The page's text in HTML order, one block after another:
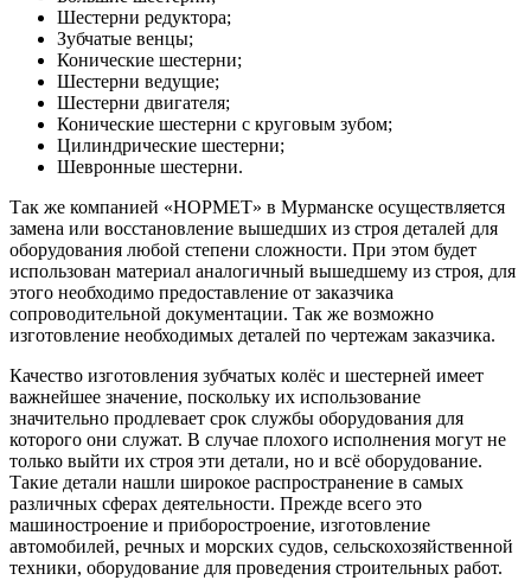
Шестерни редуктора;
Зубчатые венцы;
Конические шестерни;
Шестерни ведущие;
Шестерни двигателя;
Конические шестерни с круговым зубом;
Цилиндрические шестерни;
Шевронные шестерни.
Так же компанией «НОРМЕТ» в Мурманске осуществляется
замена или восстановление вышедших из строя деталей для
оборудования любой степени сложности. При этом будет
использован материал аналогичный вышедшему из строя, для
этого необходимо предоставление от заказчика
сопроводительной документации. Так же возможно
изготовление необходимых деталей по чертежам заказчика.
Качество изготовления зубчатых колёс и шестерней имеет
важнейшее значение, поскольку их использование
значительно продлевает срок службы оборудования для
которого они служат. В случае плохого исполнения могут не
только выйти их строя эти детали, но и всё оборудование.
Такие детали нашли широкое распространение в самых
различных сферах деятельности. Прежде всего это
машиностроение и приборостроение, изготовление
автомобилей, речных и морских судов, сельскохозяйственной
техники, оборудование для проведения строительных работ.